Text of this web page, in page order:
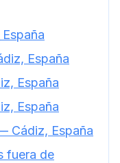
España
España
España
Cádiz, España
fuera de